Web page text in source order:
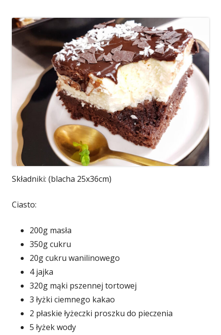
Składniki: (blacha 25x36cm)
Ciasto:
200g masła
350g cukru
20g cukru wanilinowego
4 jajka
320g mąki pszennej tortowej
3 łyżki ciemnego kakao
2 płaskie łyżeczki proszku do pieczenia
5 łyżek wody